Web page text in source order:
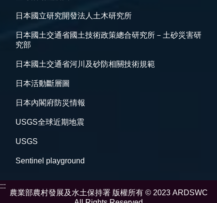
日本國立研究開發法人土木研究所
日本國土交通省國土技術政策總合研究所－土砂災害研
究部
日本國土交通省河川及砂防相關技術規範
日本活動斷層圖
日本內閣府防災情報
USGS全球近期地震
USGS
Sentinel playground
:::
農業部農村發展及水土保持署 版權所有 © 2023 ARDSWC